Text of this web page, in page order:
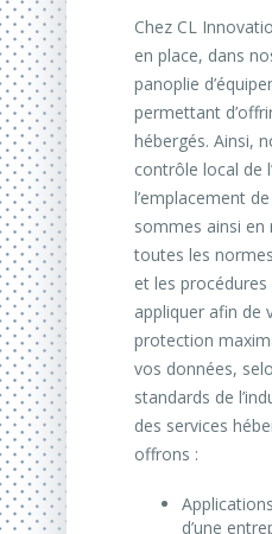
Chez CL
en place, dans
panoplie
permettant
hébergés. Ainsi,
contrôle local de
l’emplacement
sommes ainsi en
toutes les normes
et les
appliquer afin de
protection
vos données,
standards de
des services
offrons :
d’une